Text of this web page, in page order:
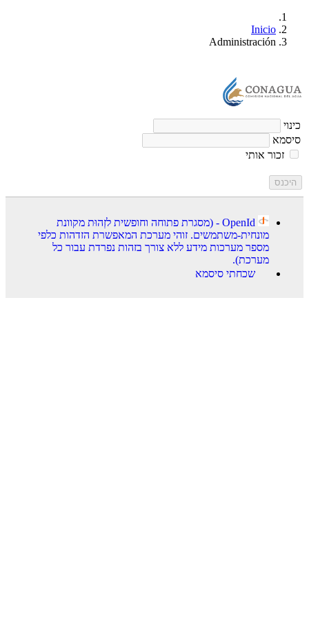
Inicio
Administración
כינוי
סיסמא
זכור אותי
היכנס
OpenId - (מסגרת פתוחה וחופשית לזְהוּת מקוונת
מונחית-משתמשים. זוהי מערכת המאפשרת הזדהות כלפי
מספר מערכות מידע ללא צורך בזהות נפרדת עבור כל
מערכת).
שכחתי סיסמא